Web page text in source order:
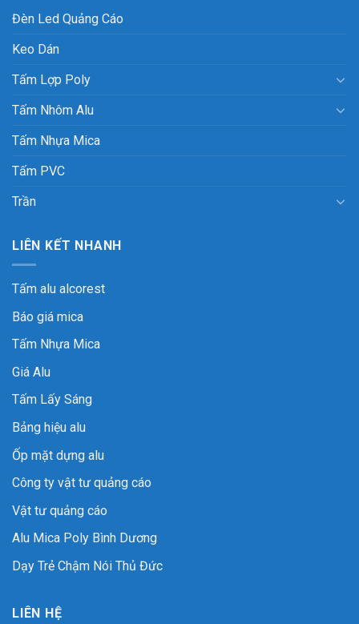
Đèn Led Quảng Cáo
Keo Dán
Tấm Lợp Poly
Tấm Nhôm Alu
Tấm Nhựa Mica
Tấm PVC
Trần
LIÊN KẾT NHANH
Tấm alu alcorest
Báo giá mica
Tấm Nhựa Mica
Giá Alu
Tấm Lấy Sáng
Bảng hiệu alu
Ốp mặt dựng alu
Công ty vật tư quảng cáo
Vật tư quảng cáo
Alu Mica Poly Bình Dương
Dạy Trẻ Chậm Nói Thủ Đức
LIÊN HỆ